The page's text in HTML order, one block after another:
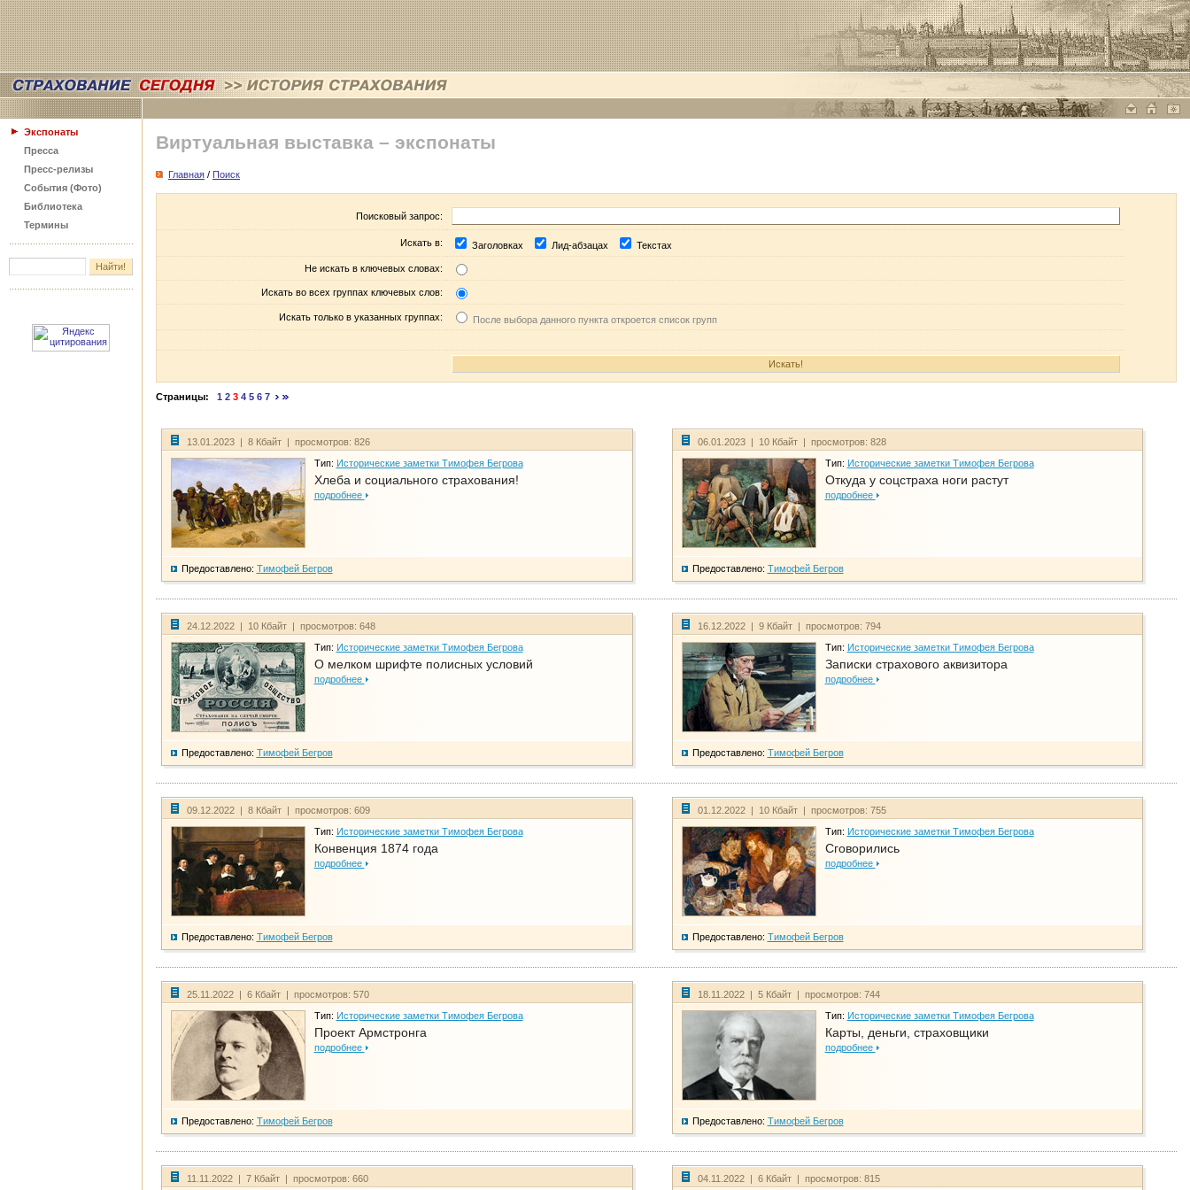
Экспонаты
Пресса
Пресс-релизы
События (Фото)
Библиотека
Термины
Виртуальная выставка – экспонаты
Главная / Поиск
Поисковый запрос:
Искать в: Заголовках Лид-абзацах Текстах
Не искать в ключевых словах:
Искать во всех группах ключевых слов:
Искать только в указанных группах: После выбора данного пункта откроется список групп
Страницы: 1 2 3 4 5 6 7
13.01.2023 | 8 Кбайт | просмотров: 826
Тип: Исторические заметки Тимофея Бегрова
Хлеба и социального страхования!
подробнее
Предоставлено: Тимофей Бегров
06.01.2023 | 10 Кбайт | просмотров: 828
Тип: Исторические заметки Тимофея Бегрова
Откуда у соцстраха ноги растут
подробнее
Предоставлено: Тимофей Бегров
24.12.2022 | 10 Кбайт | просмотров: 648
Тип: Исторические заметки Тимофея Бегрова
О мелком шрифте полисных условий
подробнее
Предоставлено: Тимофей Бегров
16.12.2022 | 9 Кбайт | просмотров: 794
Тип: Исторические заметки Тимофея Бегрова
Записки страхового аквизитора
подробнее
Предоставлено: Тимофей Бегров
09.12.2022 | 8 Кбайт | просмотров: 609
Тип: Исторические заметки Тимофея Бегрова
Конвенция 1874 года
подробнее
Предоставлено: Тимофей Бегров
01.12.2022 | 10 Кбайт | просмотров: 755
Тип: Исторические заметки Тимофея Бегрова
Сговорились
подробнее
Предоставлено: Тимофей Бегров
25.11.2022 | 6 Кбайт | просмотров: 570
Тип: Исторические заметки Тимофея Бегрова
Проект Армстронга
подробнее
Предоставлено: Тимофей Бегров
18.11.2022 | 5 Кбайт | просмотров: 744
Тип: Исторические заметки Тимофея Бегрова
Карты, деньги, страховщики
подробнее
Предоставлено: Тимофей Бегров
11.11.2022 | 7 Кбайт | просмотров: 660 04.11.2022 | 6 Кбайт | просмотров: 815